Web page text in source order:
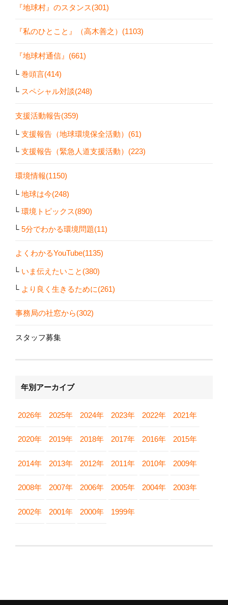
『地球村』のスタンス(301)
『私のひとこと』（高木善之）(1103)
『地球村通信』(661)
巻頭言(414)
スペシャル対談(248)
支援活動報告(359)
支援報告（地球環境保全活動）(61)
支援報告（緊急人道支援活動）(223)
環境情報(1150)
地球は今(248)
環境トピックス(890)
5分でわかる環境問題(11)
よくわかるYouTube(1135)
いま伝えたいこと(380)
より良く生きるために(261)
事務局の社窓から(302)
スタッフ募集
年別アーカイブ
2026年 2025年 2024年 2023年 2022年 2021年
2020年 2019年 2018年 2017年 2016年 2015年
2014年 2013年 2012年 2011年 2010年 2009年
2008年 2007年 2006年 2005年 2004年 2003年
2002年 2001年 2000年 1999年